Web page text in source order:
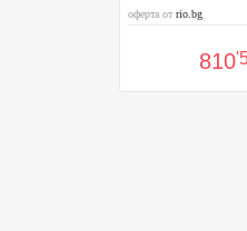
оферта отrio.bg
810